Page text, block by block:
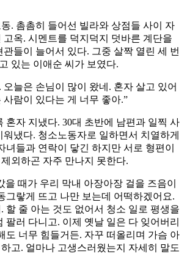
. 촘촘히 들어선 빌라와 상점들 사이 자
고옥. 시멘트를 덕지덕지 덧바른 계단을
관들이 늘어서 있다. 그중 살짝 열린 세 번
있는 이애순 씨가 보였다.
오늘은 손님이 많이 왔네. 혼자 살고 있어
람이 있다는 게 너무 좋아.”
혼자 지냈다. 30대 초반에 남편과 일찍 사
냈다. 청소노동자로 일하면서 치열하게
녀들과 연락이 닿긴 하지만 서로 형편이
외하곤 자주 만나지 못한다.
을 때가 우리 막내 아장아장 걸을 즈음이
그랗게 뜨고 나만 보는데 어떡하겠어요.
할 줄 아는 것도 없어서 청소 일로 평생을
팔러 다니고. 이제 옛날 일은 다 잊어버리
도 너무 힘들거든. 자꾸 떠올리며 가슴 아
고. 얼마나 고생스러웠는지 자세히 말도